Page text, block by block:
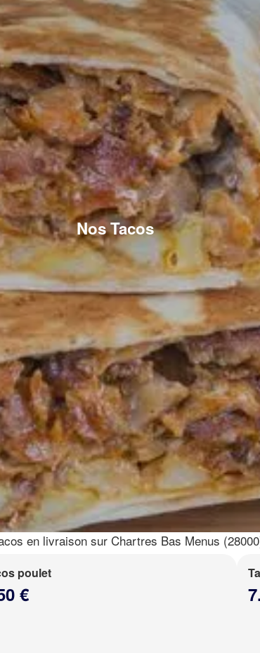
Nos Tacos
en livraison sur Chartres Bas Menus
poulet
€